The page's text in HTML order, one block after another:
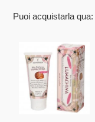
Puoi acquistarla qua: